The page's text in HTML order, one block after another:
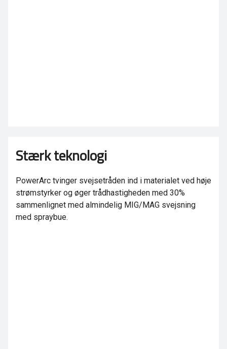
Stærk teknologi
PowerArc tvinger svejsetråden ind i materialet ved høje
strømstyrker og øger trådhastigheden med 30%
sammenlignet med almindelig MIG/MAG svejsning
med spraybue.